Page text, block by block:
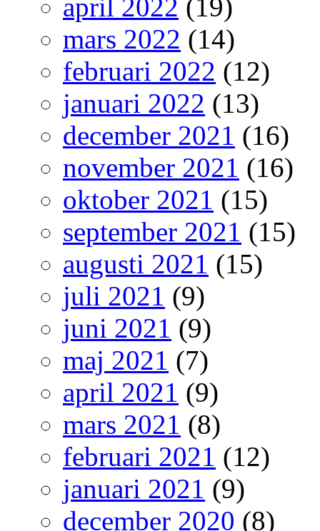
april 2022 (19)
mars 2022 (14)
februari 2022 (12)
januari 2022 (13)
december 2021 (16)
november 2021 (16)
oktober 2021 (15)
september 2021 (15)
augusti 2021 (15)
juli 2021 (9)
juni 2021 (9)
maj 2021 (7)
april 2021 (9)
mars 2021 (8)
februari 2021 (12)
januari 2021 (9)
december 2020 (8)